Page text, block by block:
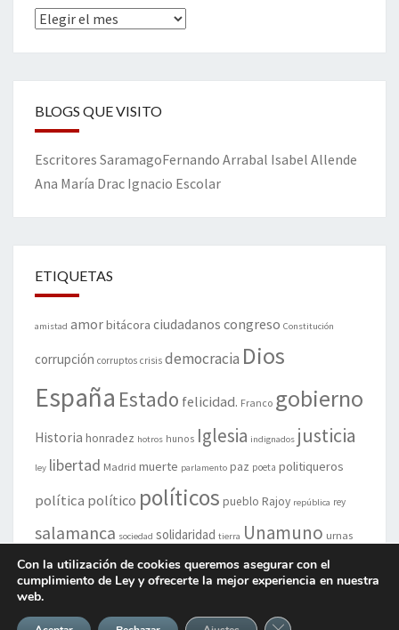
Archivos
BLOGS QUE VISITO
Escritores SaramagoFernando Arrabal Isabel Allende
Ana María Drac Ignacio Escolar
ETIQUETAS
amistad amorbitácora ciudadanos congreso Constitución
corrupción corruptos crisis democracia Dios
España Estado felicidad. Franco gobierno
Historia honradez hotros hunos Iglesia indignados justicia
ley libertad Madrid muerte parlamento paz poeta politiqueros
política político políticos pueblo Rajoy república rey
salamanca sociedad solidaridad tierra Unamuno urnas
vida
Con la utilización de cookies queremos asegurar con el
cumplimiento de Ley y ofrecerte la mejor experiencia en nuestra
web.
Cerrar el banner de